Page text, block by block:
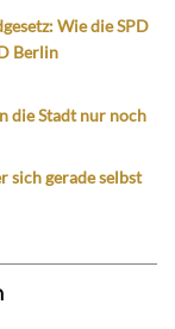
Wie die SPD
Berlin
die Stadt nur noch
sich gerade selbst